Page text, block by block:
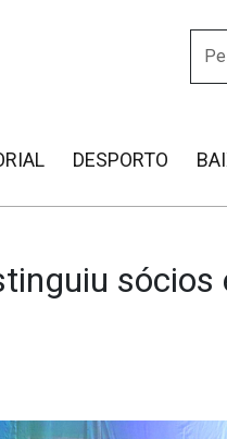
DESPORTO
sócios